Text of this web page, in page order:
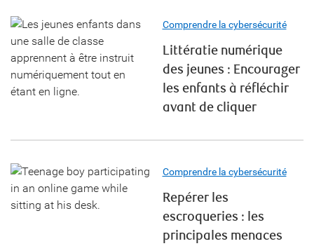
Comprendre la cybersécurité
Littératie numérique
des jeunes : Encourager
les enfants à réfléchir
avant de cliquer
Comprendre la cybersécurité
Repérer les
escroqueries : les
principales menaces